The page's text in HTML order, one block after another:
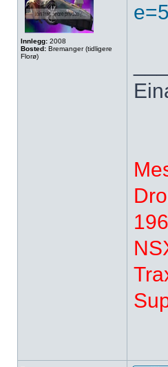
Innlegg: 2008
Bosted: Bremanger (tidligere
Florø)